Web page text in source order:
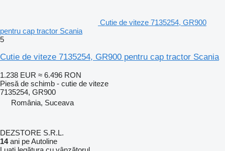
Cutie de viteze 7135254, GR900
pentru cap tractor Scania
5
Cutie de viteze 7135254, GR900 pentru cap tractor Scania
1.238 EUR ≈ 6.496 RON
Piesă de schimb - cutie de viteze
7135254, GR900
România, Suceava
DEZSTORE S.R.L.
14ani pe Autoline